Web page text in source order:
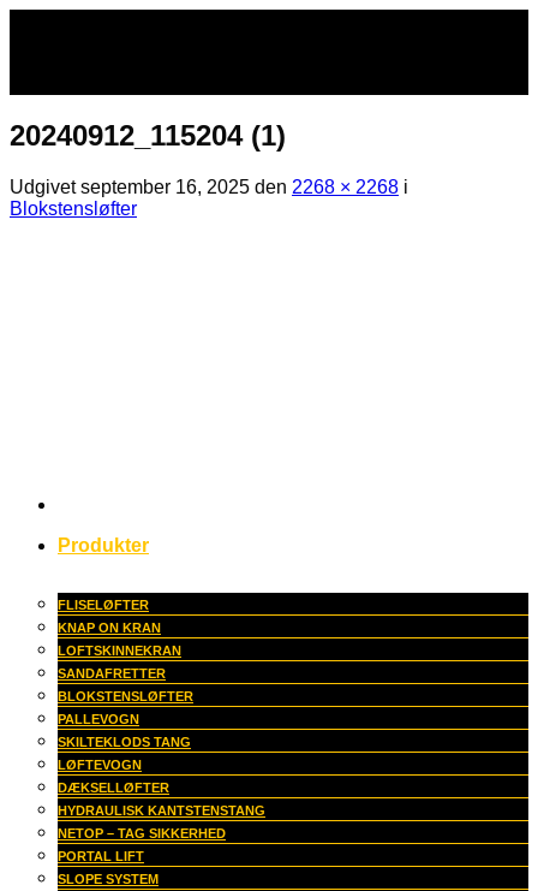
Produkter
FLISELØFTER
KNAP ON KRAN
LOFTSKINNEKRAN
SANDAFRETTER
BLOKSTENSLØFTER
PALLEVOGN
SKILTEKLODS TANG
LØFTEVOGN
DÆKSELLØFTER
HYDRAULISK KANTSTENSTANG
NETOP – TAG SIKKERHED
PORTAL LIFT
SLOPE SYSTEM
20240912_115204 (1)
Udgivetseptember 16, 2025 den 2268 × 2268 i
Blokstensløfter